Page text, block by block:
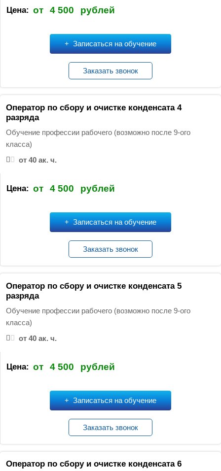
Цена: от 4 500 рублей
Записаться на обучение
Заказать звонок
Оператор по сбору и очистке конденсата 4
разряда
Обучение профессии рабочего (возможно после 9-ого
класса)
от 40 ак. ч.
Цена: от 4 500 рублей
Записаться на обучение
Заказать звонок
Оператор по сбору и очистке конденсата 5
разряда
Обучение профессии рабочего (возможно после 9-ого
класса)
от 40 ак. ч.
Цена: от 4 500 рублей
Записаться на обучение
Заказать звонок
Оператор по сбору и очистке конденсата 6